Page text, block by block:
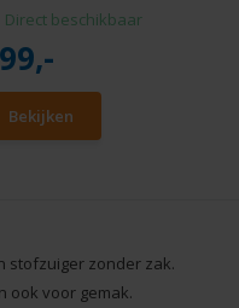
Direct beschikbaar
Bekijken
stofzuiger zonder zak.
ook voor gemak.